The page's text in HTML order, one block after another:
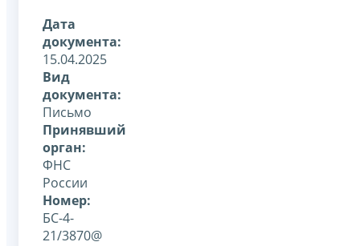
Дата
документа:
15.04.2025
Вид
документа:
Письмо
Принявший
орган:
ФНС
России
Номер:
БС-4-
21/3870@